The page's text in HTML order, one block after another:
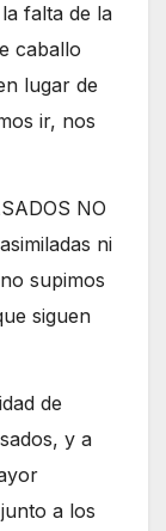
falta de la
caballo
lugar de
ir, nos
NO
ni
supimos
siguen
de
y a
a los